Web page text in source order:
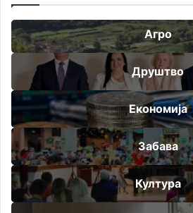
Агро
Друштво
Економија
Забава
Култура